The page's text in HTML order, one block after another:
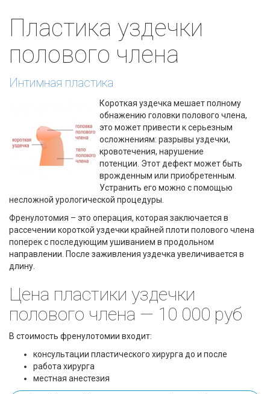
Пластика уздечки
полового члена
Интимная пластика
Короткая уздечка мешает полному
обнажению головки полового члена,
это может привести к серьезным
осложнениям: разрывы уздечки,
кровотечения, нарушение
потенции. Этот дефект может быть
врожденным или приобретенным.
Устранить его можно с помощью
несложной урологической процедуры.
Френулотомия – это операция, которая заключается в
рассечении короткой уздечки крайней плоти полового члена
поперек с последующим ушиванием в продольном
направлении. После заживления уздечка увеличивается в
длину.
Цена пластики уздечки
полового члена — 10 000 руб
В стоимость френулотомии входит:
консультации пластического хирурга до и после
работа хирурга
местная анестезия